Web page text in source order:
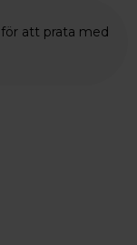
att prata med